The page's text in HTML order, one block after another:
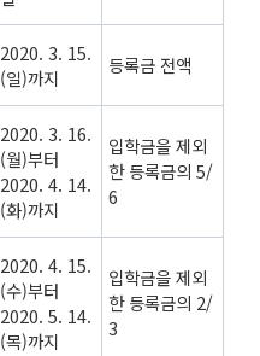
2020. 3. 15.
(일)까지
등록금 전액
2020. 3. 16.
(월)부터
2020. 4. 14.
(화)까지
입학금을 제외
한 등록금의 5/
6
2020. 4. 15.
(수)부터
2020. 5. 14.
(목)까지
입학금을 제외
한 등록금의 2/
3